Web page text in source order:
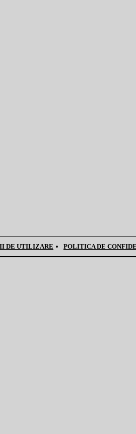
DE UTILIZARE POLITICA DE